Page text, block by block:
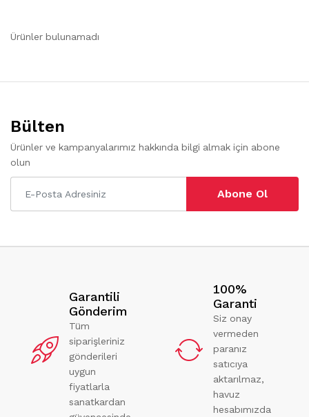
Ürünler bulunamadı
Bülten
Ürünler ve kampanyalarımız hakkında bilgi almak için abone
olun
Abone Ol
Garantili
Gönderim
Tüm
siparişleriniz
gönderileri
uygun
fiyatlarla
sanatkardan
100%
Garanti
Siz onay
vermeden
paranız
satıcıya
aktarılmaz,
havuz
hesabımızda